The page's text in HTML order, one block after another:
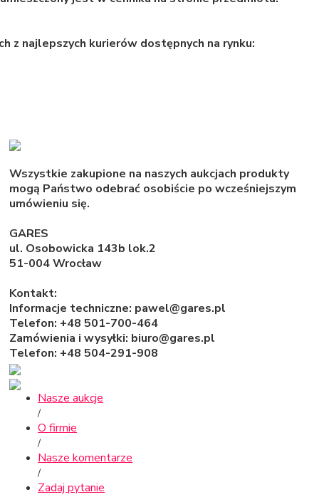
z najlepszych kurierów dostępnych na rynku:
Wszystkie zakupione na naszych aukcjach produkty
mogą Państwo odebrać osobiście po wcześniejszym
umówieniu się.
GARES
ul. Osobowicka 143b lok.2
51-004 Wrocław
Kontakt:
Informacje techniczne: pawel@gares.pl
Telefon: +48 501-700-464
Zamówienia i wysyłki: biuro@gares.pl
Telefon: +48 504-291-908
Nasze aukcje
/
O firmie
/
Nasze komentarze
/
Zadaj pytanie